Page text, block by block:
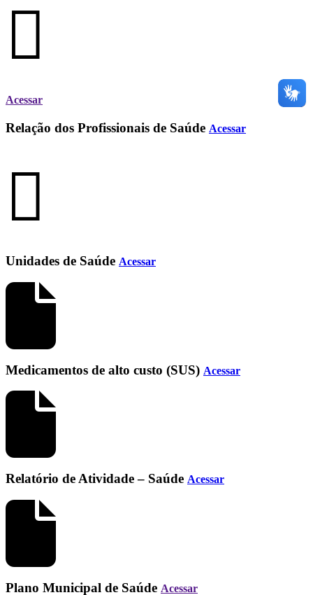
Acessar
Relação dos Profissionais de Saúde Acessar
Unidades de Saúde Acessar
Medicamentos de alto custo (SUS) Acessar
Relatório de Atividade – Saúde Acessar
Plano Municipal de Saúde Acessar